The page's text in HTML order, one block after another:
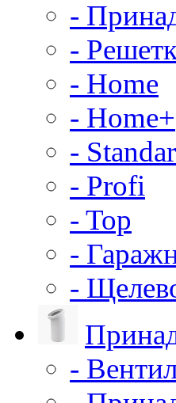
-
-
- Home
- Home+
-
- Profi
- Top
-
-
-